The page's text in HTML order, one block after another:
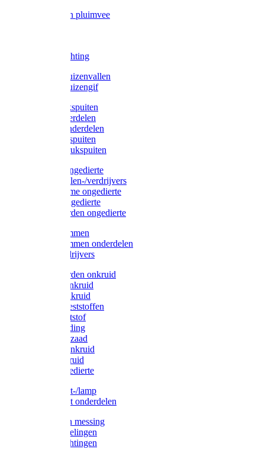
Voerbakken pluimvee
LED verlichting
Ratten / Muizenvallen
Ratten / Muizengif
Gloria drukspuiten
Gloria onderdelen
Gardena onderdelen
Dario drukspuiten
Gardena drukspuiten
Diversen ongedierte
Insectenvallen-/verdrijvers
Protect Home ongedierte
Solabiol ongedierte
Protect Garden ongedierte
Mollenklemmen
Mollenklemmen onderdelen
Mollenverdrijvers
Protect Garden onkruid
Diversen onkruid
Solabiol onkruid
Solabiol meststoffen
Pokon meststof
Pokon voeding
Pokon graszaad
Roundup onkruid
Pokon onkruid
Pokon ongedierte
Vliegenkast-/lamp
Vliegenkast onderdelen
Zuigkorven messing
Geka koppelingen
Geka afdichtingen